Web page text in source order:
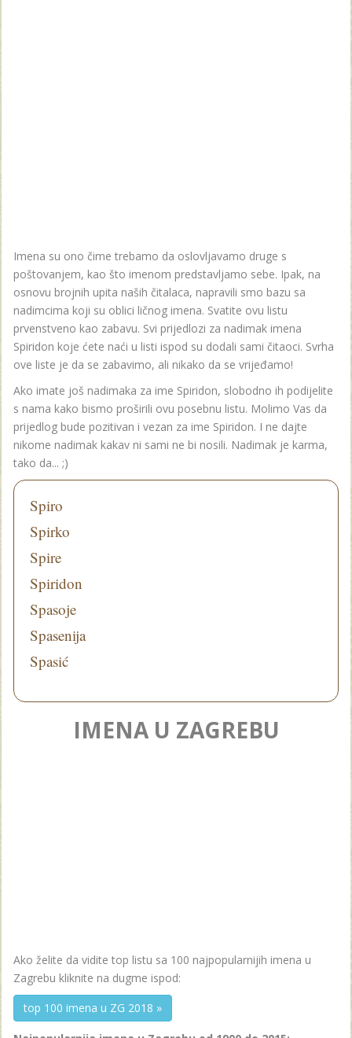
Imena su ono čime trebamo da oslovljavamo druge s
poštovanjem, kao što imenom predstavljamo sebe. Ipak, na
osnovu brojnih upita naših čitalaca, napravili smo bazu sa
nadimcima koji su oblici ličnog imena. Svatite ovu listu
prvenstveno kao zabavu. Svi prijedlozi za nadimak imena
Spiridon koje ćete naći u listi ispod su dodali sami čitaoci. Svrha
ove liste je da se zabavimo, ali nikako da se vrijeđamo!
Ako imate još nadimaka za ime Spiridon, slobodno ih podijelite
s nama kako bismo proširili ovu posebnu listu. Molimo Vas da
prijedlog bude pozitivan i vezan za ime Spiridon. I ne dajte
nikome nadimak kakav ni sami ne bi nosili. Nadimak je karma,
tako da... ;)
Spiro
Spirko
Spire
Spiridon
Spasoje
Spasenija
Spasić
IMENA U ZAGREBU
Ako želite da vidite top listu sa 100 najpopularnijih imena u
Zagrebu kliknite na dugme ispod:
top 100 imena u ZG 2018 »